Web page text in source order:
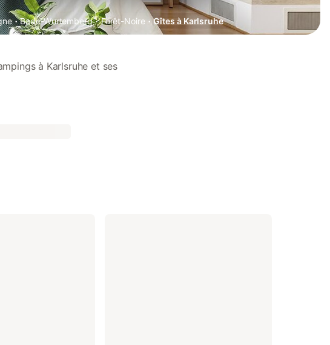
· Bade-Wurtemberg · Forêt-Noire · Gîtes à Karlsruhe
à Karlsruhe et ses